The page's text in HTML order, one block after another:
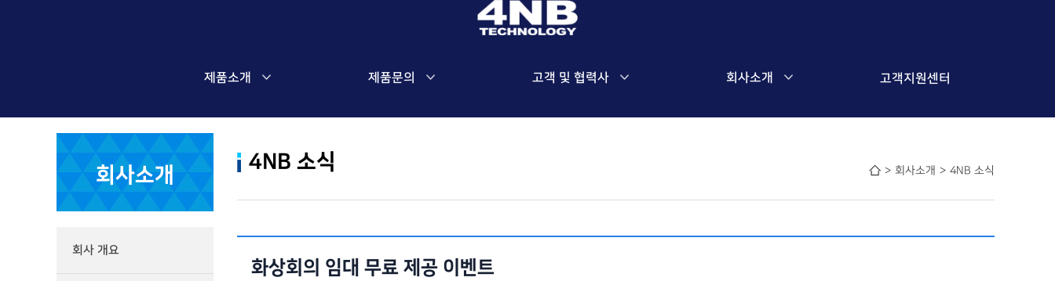
제품소개 제품문의 고객 및 협력사 회사소개 고객지원센터
회사소개
회사 개요
4NB 소식 > 회사소개 > 4NB 소식
화상회의 임대 무료 제공 이벤트